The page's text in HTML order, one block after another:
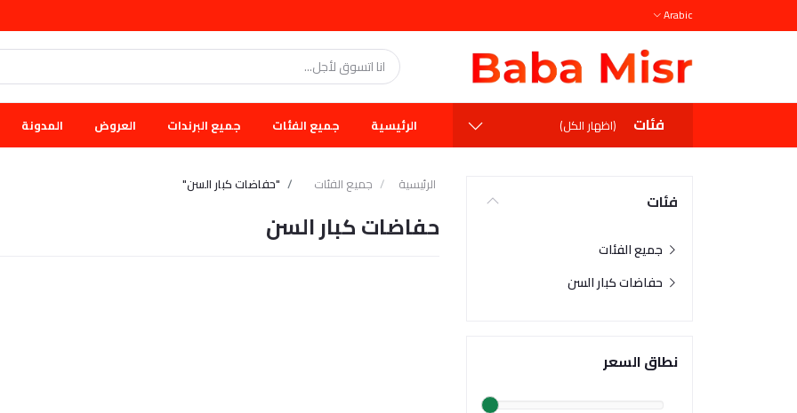
Arabic
فئات (اظهار الكل) الرئيسية جميع الفئات جميع البرندات العروض المدونة
فئات
جميع الفئات
حفاضات كبار السن
نطاق السعر
الرئيسية جميع الفئات "حفاضات كبار السن"
حفاضات كبار السن